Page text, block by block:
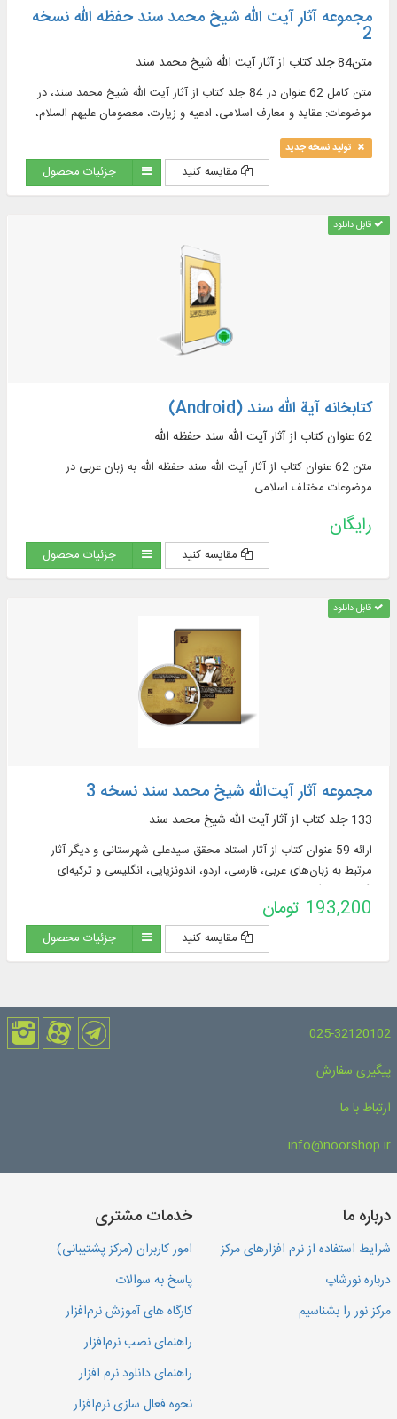
مجموعه آثار آیت الله شیخ محمد سند حفظه الله نسخه
2
متن84 جلد کتاب از آثار آیت‌ الله شیخ محمد سند
متن کامل 62 عنوان در 84 جلد کتاب از آثار آیت‌ الله شیخ محمد سند، در
موضوعات: عقاید و معارف اسلامی، ادعیه و زیارت، معصومان علیهم السلام،
تفسیر و ...
تولید نسخه جدید
مقایسه کنید جزئیات محصول
قابل دانلود
کتابخانه آیة الله سند (Android)
62 عنوان کتاب از آثار آیت الله سند حفظه الله
متن 62 عنوان کتاب از آثار آیت الله سند حفظه الله به زبان عربی در
موضوعات مختلف اسلامی
رایگان
مقایسه کنید جزئیات محصول
قابل دانلود
مجموعه آثار آیت‌الله شیخ محمد سند نسخه 3
133 جلد کتاب از آثار آیت‌ الله شیخ محمد سند
ارائه 59 عنوان کتاب از آثار استاد محقق سیدعلی شهرستانی و دیگر آثار
مرتبط به زبان‌های عربی، فارسی، اردو، اندونزیایی، انگلیسی و ترکیه‌ای
193,200 تومان
مقایسه کنید جزئیات محصول
025-32120102
پیگیری سفارش
ارتباط با ما
info@noorshop.ir
درباره ما
شرایط استفاده از نرم افزارهای مرکز
درباره نورشاپ
مرکز نور را بشناسیم
خدمات مشتری
امور کاربران (مرکز پشتیبانی)
پاسخ به سوالات
کارگاه های آموزش نرم‌افزار
راهنمای نصب نرم‌افزار
راهنمای دانلود نرم افزار
نحوه فعال سازی نرم‌افزار